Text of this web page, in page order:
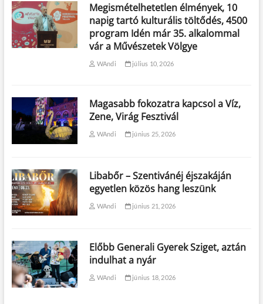
Megismételhetetlen élmények, 10
napig tartó kulturális töltődés, 4500
program Idén már 35. alkalommal
vár a Művészetek Völgye
WAndi július 10, 2026
Magasabb fokozatra kapcsol a Víz,
Zene, Virág Fesztivál
WAndi június 25, 2026
Libabőr – Szentivánéj éjszakáján
egyetlen közös hang leszünk
WAndi június 21, 2026
Előbb Generali Gyerek Sziget, aztán
indulhat a nyár
WAndi június 18, 2026